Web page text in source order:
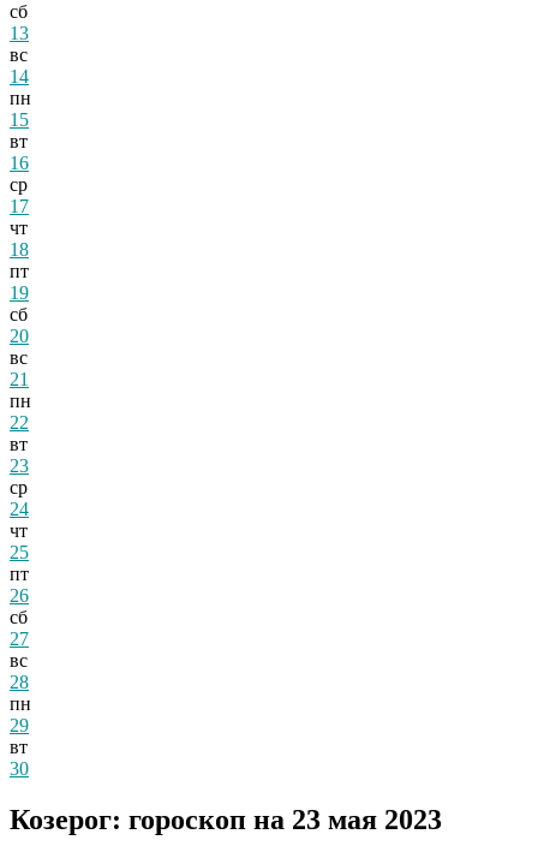
сб
13
вс
14
пн
15
вт
16
ср
17
чт
18
пт
19
сб
20
вс
21
пн
22
вт
23
ср
24
чт
25
пт
26
сб
27
вс
28
пн
29
вт
30
Козерог: гороскоп на 23 мая 2023